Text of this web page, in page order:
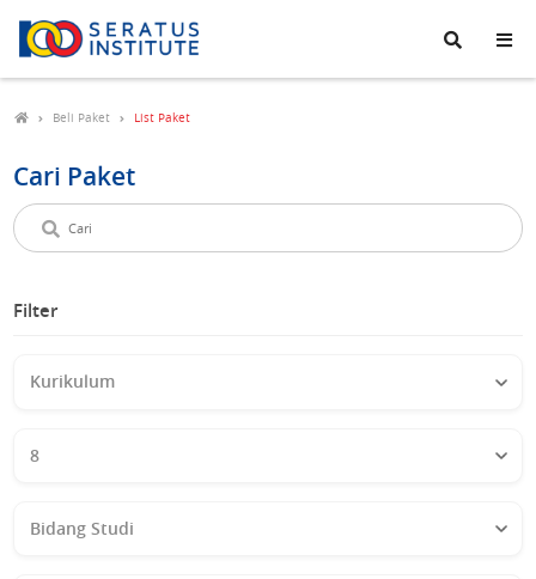
Seratus
Institute
Beli Paket List Paket
Cari Paket
Cari
paket
Filter
Studi